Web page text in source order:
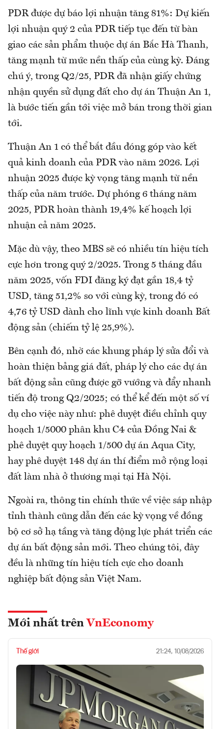
PDR được dự báo lợi nhuận tăng 81%: Dự kiến
lợi nhuận quý 2 của PDR tiếp tục đến từ bàn
giao các sản phẩm thuộc dự án Bắc Hà Thanh,
tăng mạnh từ mức nền thấp của cùng kỳ. Đáng
chú ý, trong Q2/25, PDR đã nhận giấy chứng
nhận quyền sử dụng đất cho dự án Thuận An 1,
là bước tiến gần tới việc mở bán trong thời gian
tới.
Thuận An 1 có thể bắt đầu đóng góp vào kết
quả kinh doanh của PDR vào năm 2026. Lợi
nhuận 2025 được kỳ vọng tăng mạnh từ nền
thấp của năm trước. Dự phóng 6 tháng năm
2025, PDR hoàn thành 19,4% kế hoạch lợi
nhuận cả năm 2025.
Mặc dù vậy, theo MBS sẽ có nhiều tín hiệu tích
cực hơn trong quý 2/2025. Trong 5 tháng đầu
năm 2025, vốn FDI đăng ký đạt gần 18,4 tỷ
USD, tăng 51,2% so với cùng kỳ, trong đó có
4,76 tỷ USD dành cho lĩnh vực kinh doanh Bất
động sản (chiếm tỷ lệ 25,9%).
Bên cạnh đó, nhờ các khung pháp lý sửa đổi và
hoàn thiện bảng giá đất, pháp lý cho các dự án
bất động sản cũng được gỡ vướng và đẩy nhanh
tiến độ trong Q2/2025; có thể kể đến một số ví
dụ cho việc này như: phê duyệt điều chỉnh quy
hoạch 1/5000 phân khu C4 của Đồng Nai &
phê duyệt quy hoạch 1/500 dự án Aqua City,
hay phê duyệt 148 dự án thí điểm mở rộng loại
đất làm nhà ở thương mại tại Hà Nội.
Ngoài ra, thông tin chính thức về việc sáp nhập
tỉnh thành cũng dẫn đến các kỳ vọng về đồng
bộ cơ sở hạ tầng và tăng động lực phát triển các
dự án bất động sản mới. Theo chúng tôi, đây
đều là những tín hiệu tích cực cho doanh
nghiệp bất động sản Việt Nam.
Mới nhất trên VnEconomy
Thế giới 21:24, 10/08/2026